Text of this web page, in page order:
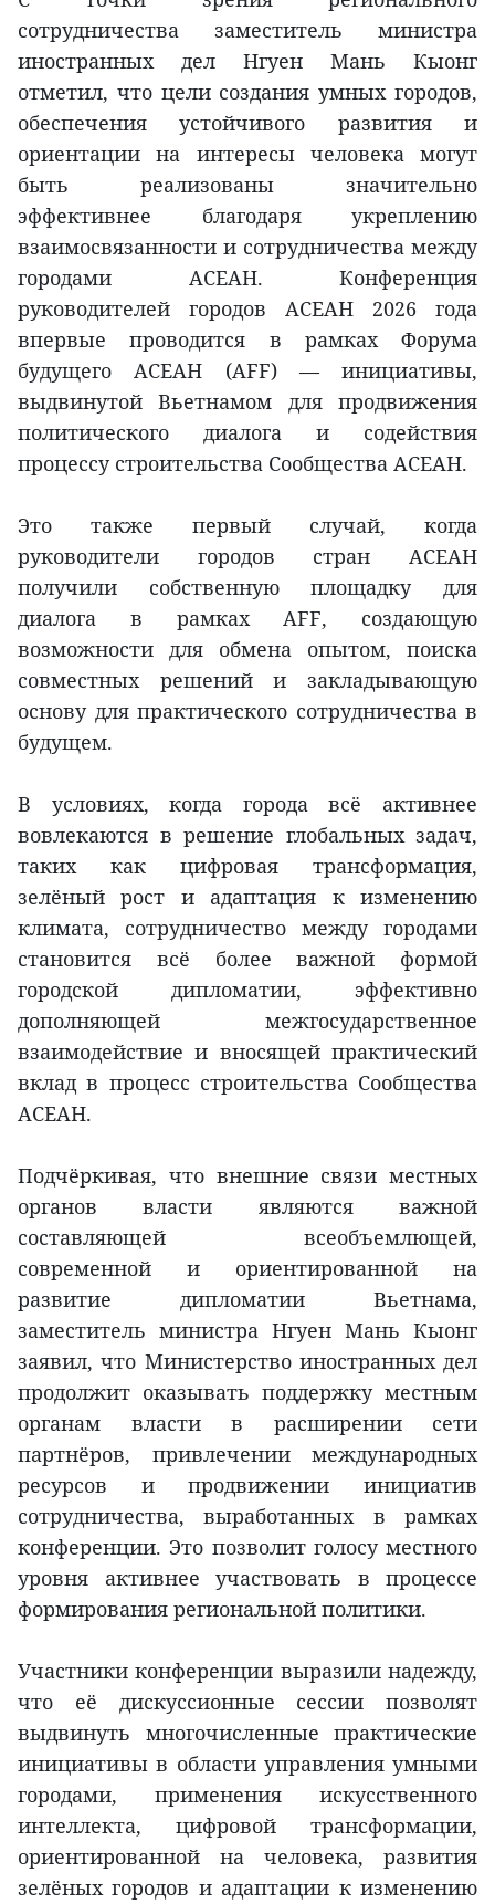
сотрудничества заместитель министра
иностранных дел Нгуен Мань Кыонг
отметил, что цели создания умных городов,
обеспечения устойчивого развития и
ориентации на интересы человека могут
быть реализованы значительно
эффективнее благодаря укреплению
взаимосвязанности и сотрудничества между
городами АСЕАН. Конференция
руководителей городов АСЕАН 2026 года
впервые проводится в рамках Форума
будущего АСЕАН (AFF) — инициативы,
выдвинутой Вьетнамом для продвижения
политического диалога и содействия
процессу строительства Сообщества АСЕАН.
Это также первый случай, когда
руководители городов стран АСЕАН
получили собственную площадку для
диалога в рамках AFF, создающую
возможности для обмена опытом, поиска
совместных решений и закладывающую
основу для практического сотрудничества в
будущем.
В условиях, когда города всё активнее
вовлекаются в решение глобальных задач,
таких как цифровая трансформация,
зелёный рост и адаптация к изменению
климата, сотрудничество между городами
становится всё более важной формой
городской дипломатии, эффективно
дополняющей межгосударственное
взаимодействие и вносящей практический
вклад в процесс строительства Сообщества
АСЕАН.
Подчёркивая, что внешние связи местных
органов власти являются важной
составляющей всеобъемлющей,
современной и ориентированной на
развитие дипломатии Вьетнама,
заместитель министра Нгуен Мань Кыонг
заявил, что Министерство иностранных дел
продолжит оказывать поддержку местным
органам власти в расширении сети
партнёров, привлечении международных
ресурсов и продвижении инициатив
сотрудничества, выработанных в рамках
конференции. Это позволит голосу местного
уровня активнее участвовать в процессе
формирования региональной политики.
Участники конференции выразили надежду,
что её дискуссионные сессии позволят
выдвинуть многочисленные практические
инициативы в области управления умными
городами, применения искусственного
интеллекта, цифровой трансформации,
ориентированной на человека, развития
зелёных городов и адаптации к изменению